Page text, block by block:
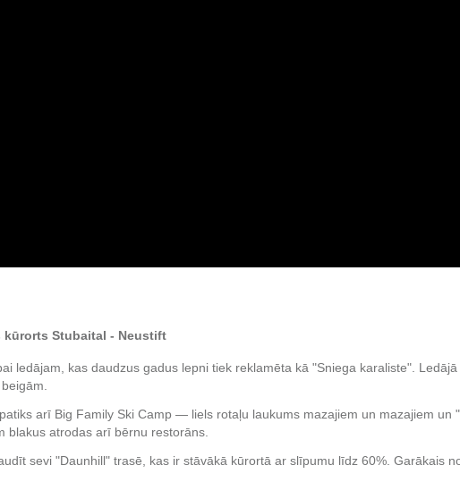
kūrorts Stubaital - Neustift
ledājam, kas daudzus gadus lepni tiek reklamēta kā "Sniega karaliste".
arī Big Family Ski Camp — liels rotaļu laukums mazajiem un mazajiem un
blakus atrodas arī bērnu restorāns.
sevi "Daunhill" trasē, kas ir stāvākā kūrortā ar slīpumu līdz 60%. Garākais